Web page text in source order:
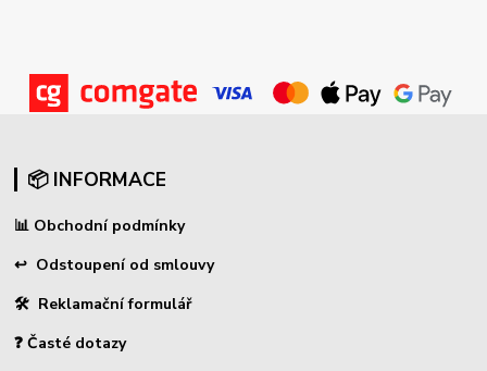
📦 INFORMACE
📊 Obchodní podmínky
↩ Odstoupení od smlouvy
🛠 Reklamační formulář
❓ Časté dotazy